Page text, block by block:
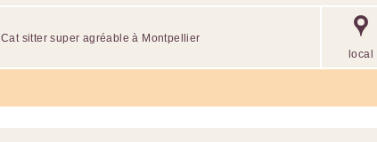
local
Cat sitter super agréable à Montpellier